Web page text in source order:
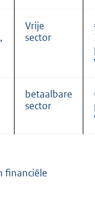
Vrije
sector
betaalbare
sector
financiële